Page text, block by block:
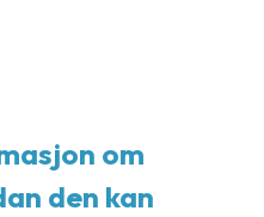
om
den kan